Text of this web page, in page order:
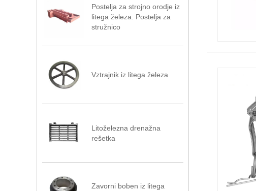
Postelja za strojno orodje iz
litega železa. Postelja za
stružnico
Vztrajnik iz litega železa
Litoželezna drenažna
rešetka
Zavorni boben iz litega